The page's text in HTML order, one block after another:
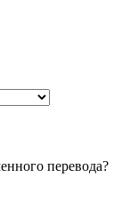
перевода?